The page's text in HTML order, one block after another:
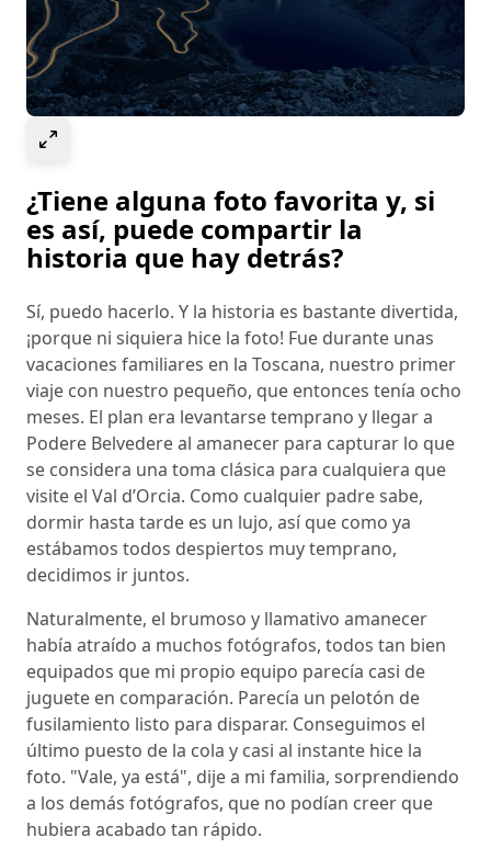
¿Tiene alguna foto favorita y, si
es así, puede compartir la
historia que hay detrás?
Sí, puedo hacerlo. Y la historia es bastante divertida,
¡porque ni siquiera hice la foto! Fue durante unas
vacaciones familiares en la Toscana, nuestro primer
viaje con nuestro pequeño, que entonces tenía ocho
meses. El plan era levantarse temprano y llegar a
Podere Belvedere al amanecer para capturar lo que
se considera una toma clásica para cualquiera que
visite el Val d’Orcia. Como cualquier padre sabe,
dormir hasta tarde es un lujo, así que como ya
estábamos todos despiertos muy temprano,
decidimos ir juntos.
Naturalmente, el brumoso y llamativo amanecer
había atraído a muchos fotógrafos, todos tan bien
equipados que mi propio equipo parecía casi de
juguete en comparación. Parecía un pelotón de
fusilamiento listo para disparar. Conseguimos el
último puesto de la cola y casi al instante hice la
foto. "Vale, ya está", dije a mi familia, sorprendiendo
a los demás fotógrafos, que no podían creer que
hubiera acabado tan rápido.